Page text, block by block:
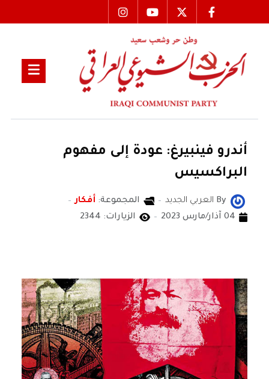
أندرو فينبيرغ: عودة إلى مفهوم
البراكسيس
By العربي الجديد المجموعة: أفكار
04 آذار/مارس 2023
الزيارات: 2344